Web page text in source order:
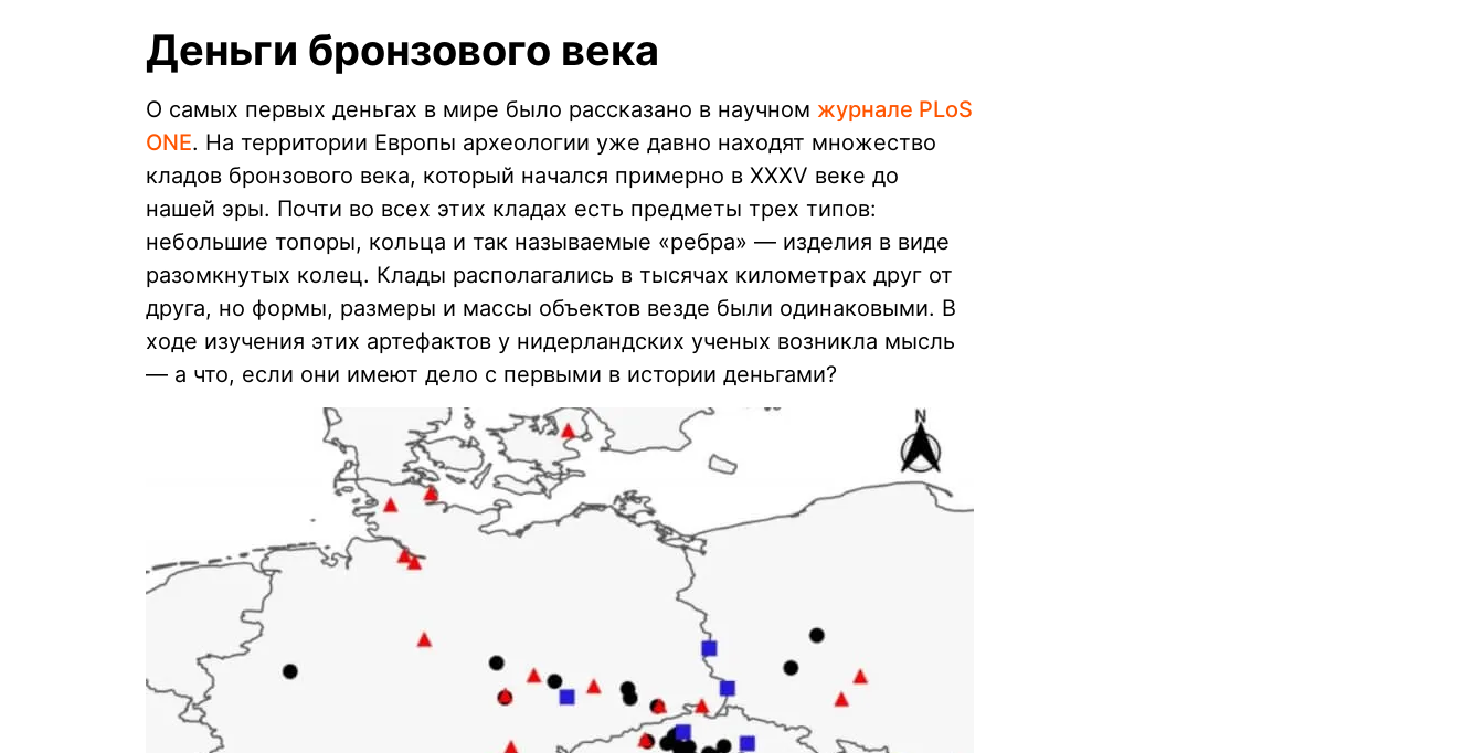
Деньги бронзового века
О самых первых деньгах в мире было рассказано в научном журнале PLoS
ONE. На территории Европы археологии уже давно находят множество
кладов бронзового века, который начался примерно в XXXV веке до
нашей эры. Почти во всех этих кладах есть предметы трех типов:
небольшие топоры, кольца и так называемые «ребра» — изделия в виде
разомкнутых колец. Клады располагались в тысячах километрах друг от
друга, но формы, размеры и массы объектов везде были одинаковыми. В
ходе изучения этих артефактов у нидерландских ученых возникла мысль
— а что, если они имеют дело с первыми в истории деньгами?